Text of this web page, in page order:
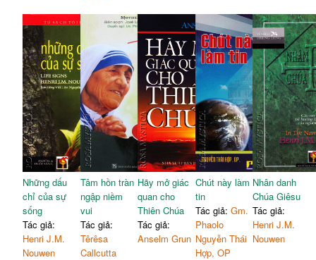
Những dấu
chỉ của sự
sống
Tác giả:
Henri J.M.
Nouwen
Tâm hồn tràn
ngập niềm
vui
Tác giả:
Têrêsa
Callcutta
Hãy mở giác
quan cho
Thiên Chúa
Tác giả:
Anselm Grun
Chút này làm
tin
Tác giả: Gm.
Phaolo
Nguyễn Thái
Hợp, OP
Nhân danh
Chúa Giêsu
Tác giả:
Henri J.M.
Nouwen